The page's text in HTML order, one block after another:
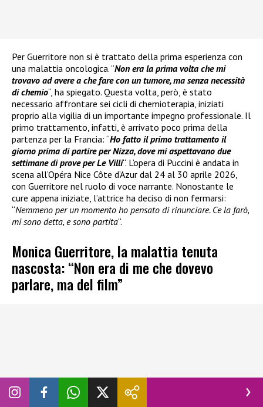
Per Guerritore non si è trattato della prima esperienza con
una malattia oncologica. “Non era la prima volta che mi
trovavo ad avere a che fare con un tumore, ma senza necessità
di chemio“, ha spiegato. Questa volta, però, è stato
necessario affrontare sei cicli di chemioterapia, iniziati
proprio alla vigilia di un importante impegno professionale. Il
primo trattamento, infatti, è arrivato poco prima della
partenza per la Francia: “Ho fatto il primo trattamento il
giorno prima di partire per Nizza, dove mi aspettavano due
settimane di prove per Le Villi“. L’opera di Puccini è andata in
scena all’Opéra Nice Côte d’Azur dal 24 al 30 aprile 2026,
con Guerritore nel ruolo di voce narrante. Nonostante le
cure appena iniziate, l’attrice ha deciso di non fermarsi:
“Nemmeno per un momento ho pensato di rinunciare. Ce la farò,
mi sono detta, e sono partita“.
Monica Guerritore, la malattia tenuta
nascosta: “Non era di me che dovevo
parlare, ma del film”